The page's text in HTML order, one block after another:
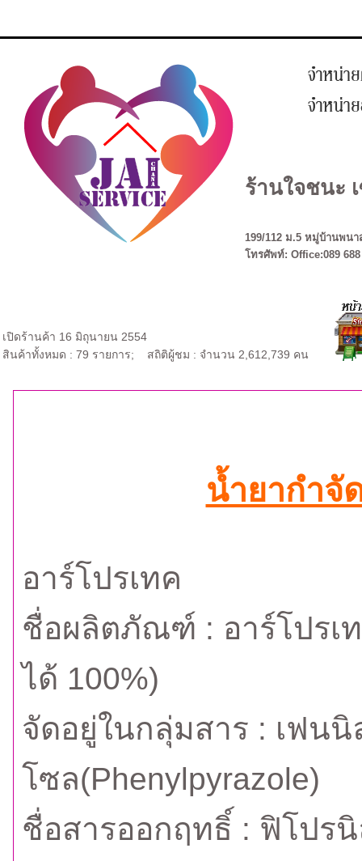
ร้านใจชนะ
199/112 ม.5 หมู่บ้านพน
โทรศัพท์: Office:089
เปิดร้านค้า 16 มิถุนายน 2554
สินค้าทั้งหมด : 79 รายการ; สถิติผู้ชม : จำนวน 2,612,739 คน
น้ำยากำจั
อาร์โปรเทค
ชื่อผลิตภัณฑ์ : อาร์โปรเ
ได้ 100%)
จัดอยู่ในกลุ่มสาร : เฟนนิ
โซล(Phenylpyrazole)
ชื่อสารออกฤทธิ์ : ฟิโปรนิ